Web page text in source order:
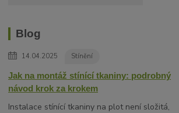
Blog
14.04.2025 Stínění
Jak na montáž stínící tkaniny: podrobný
návod krok za krokem
Instalace stínící tkaniny na plot není složitá,